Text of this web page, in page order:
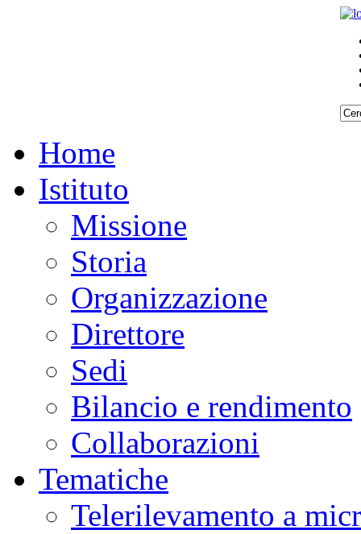
Home
Istituto
Missione
Storia
Organizzazione
Direttore
Sedi
Bilancio e rendimento
Collaborazioni
Tematiche
Telerilevamento a